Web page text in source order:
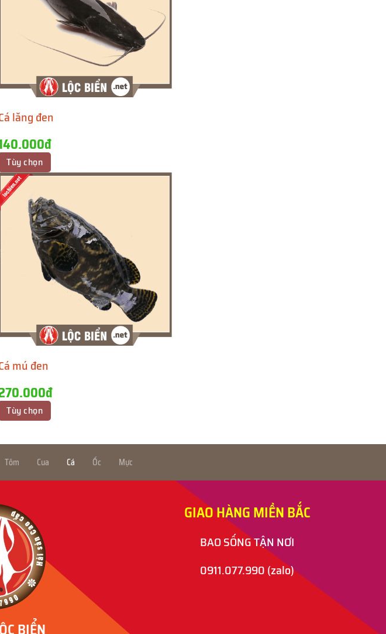
lăng đen
Tùy chọn
mú đen
Tùy chọn
Tôm Cua Cá Ốc Mực
GIAO HÀNG MIỀN BẮC
BAO SỐNG TẬN NƠI
0911.077.990(zalo)